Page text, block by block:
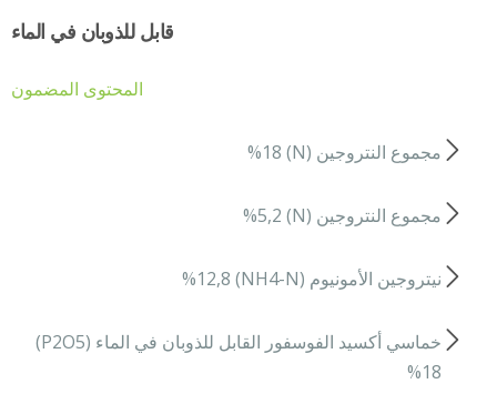
قابل للذوبان في الماء
المحتوى المضمون
مجموع النتروجين (N) %18
مجموع النتروجين (N) %5,2
نيتروجين الأمونيوم (NH4-N) %12,8
خماسي أكسيد الفوسفور القابل للذوبان في الماء (P2O5)
%18